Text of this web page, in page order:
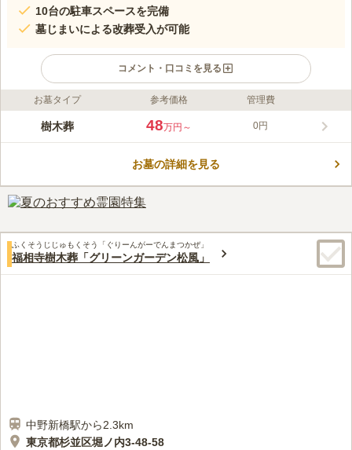
10台の駐車スペースを完備
墓じまいによる改葬受入が可能
コメント・口コミを見る
ライフドット編集部のコメント
保善寺の境内にある、ハーブに囲まれた樹木葬墓地です。見た目
石碑は3種類から、彫刻される花の絵柄は8種類から選ぶことがで
まで埋葬することが可能で、納骨ポット内に縦に納骨されます。
口コミ評価
お墓タイプ 参考価格 管理費
樹木葬 48万円～ 0円
お墓の詳細を見る
ふくそうじじゅもくそう「ぐりーんがーでんまつかぜ」
福相寺樹木葬「グリーンガーデン松風」
中野新橋駅から2.3km
東京都杉並区堀ノ内3-48-58